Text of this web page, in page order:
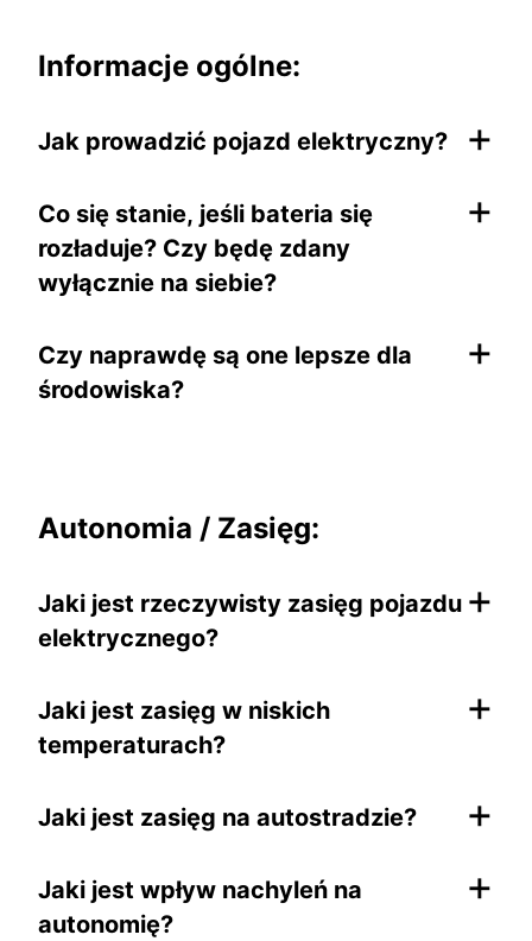
Informacje ogólne:
Jak prowadzić pojazd elektryczny? +
Co się stanie, jeśli bateria się
rozładuje? Czy będę zdany
wyłącznie na siebie?
+
Czy naprawdę są one lepsze dla
środowiska?
+
Autonomia / Zasięg:
Jaki jest rzeczywisty zasięg pojazdu
elektrycznego?
+
Jaki jest zasięg w niskich
temperaturach?
+
Jaki jest zasięg na autostradzie? +
Jaki jest wpływ nachyleń na
autonomię?
+